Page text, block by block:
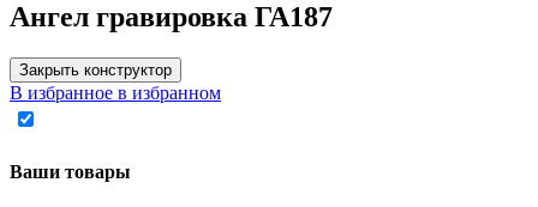
Ангел гравировка ГА187
Закрыть конструктор
В избранное в избранном
Ваши товары